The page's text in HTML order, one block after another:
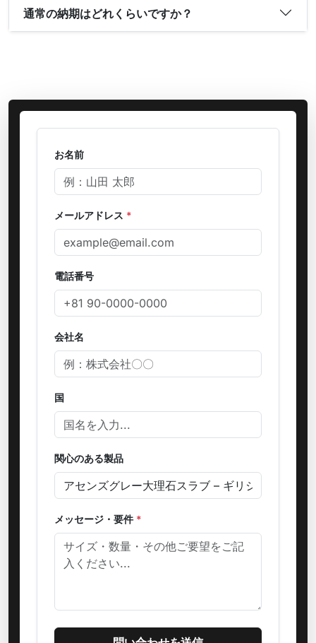
通常の納期はどれくらいですか？
お名前
メールアドレス *
電話番号
会社名
国
関心のある製品
メッセージ・要件 *